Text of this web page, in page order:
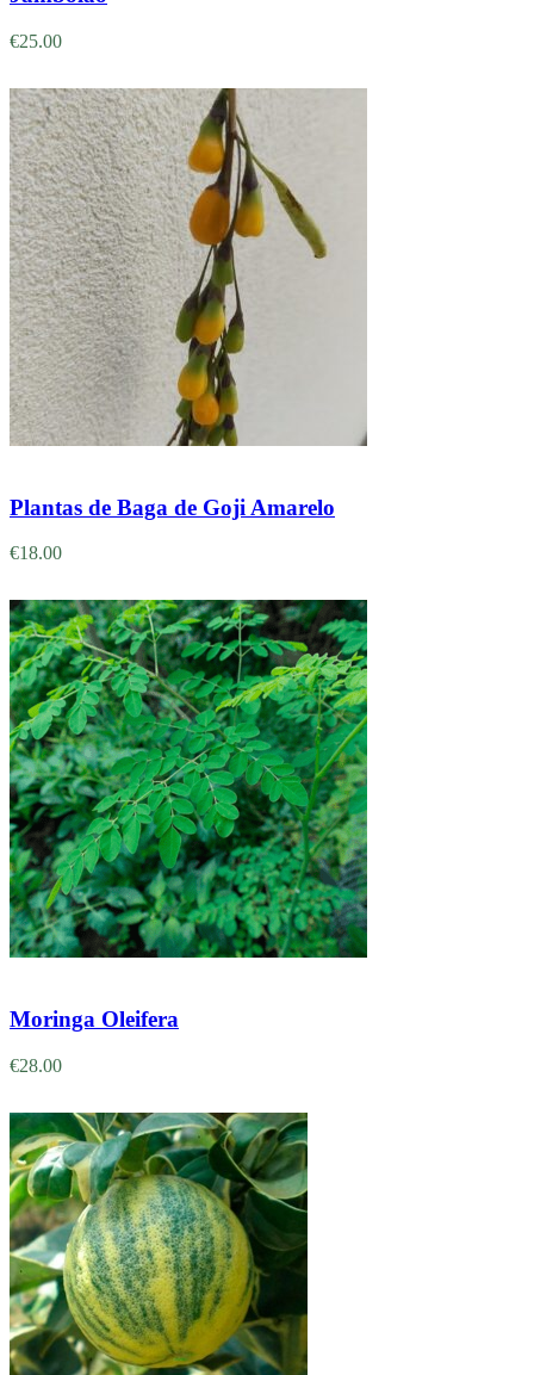
€25.00
Plantas de Baga de Goji Amarelo
€18.00
Moringa Oleifera
€28.00